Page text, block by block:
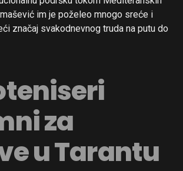
im je poželeo mnogo sreće i
značaj svakodnevnog truda na putu do
za
u Tarantu